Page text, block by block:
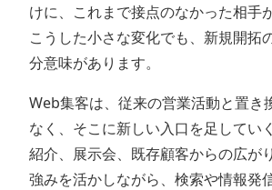
けに、これまで接点のなかった相手
こうした小さな変化でも、新規開拓
分意味があります。
Web集客は、従来の営業活動と置き
なく、そこに新しい入口を足してい
紹介、展示会、既存顧客からの広が
強みを活かしながら、検索や情報発